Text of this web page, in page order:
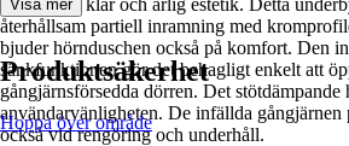
rummet en klar och ärlig estetik. Detta
återhållsam partiell inramning med
bjuder hörnduschen också på komfort. Den
sänkfunktionen gör det behagligt enkelt att
gångjärnsförsedda dörren. Det
användarvänligheten. De infällda gångjärnen
också vid rengöring och underhåll.
Visa mer
Produktsäkerhet
Hoppa över område